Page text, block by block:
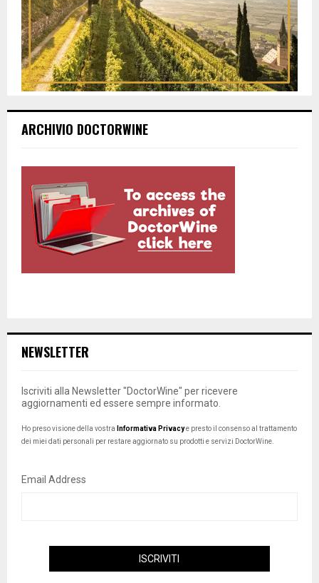
ARCHIVIO DOCTORWINE
NEWSLETTER
Iscriviti alla Newsletter "DoctorWine" per ricevere
aggiornamenti ed essere sempre informato.
Ho preso visione della vostra Informativa Privacye presto il consenso al trattamento
dei miei dati personali per restare aggiornato su prodotti e servizi DoctorWine.
Email Address